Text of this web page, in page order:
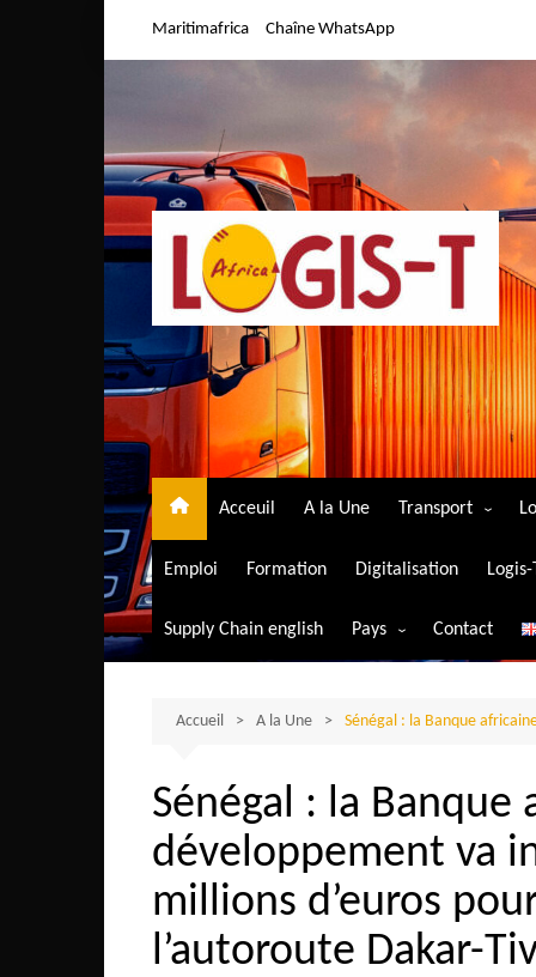
Maritimafrica Chaîne WhatsApp
Acceuil A la Une Transport
Transport aérien
Transport
Transport routier
Emploi Formation Digitalisation
Supply Chain english Pays
Algérie
Bénin
Burkina-Faso
Cameroun
Contact
Accueil A la Une Sénégal : la Banque
Sénégal : la Banque
développement va
millions d’euros
l’autoroute Dakar-